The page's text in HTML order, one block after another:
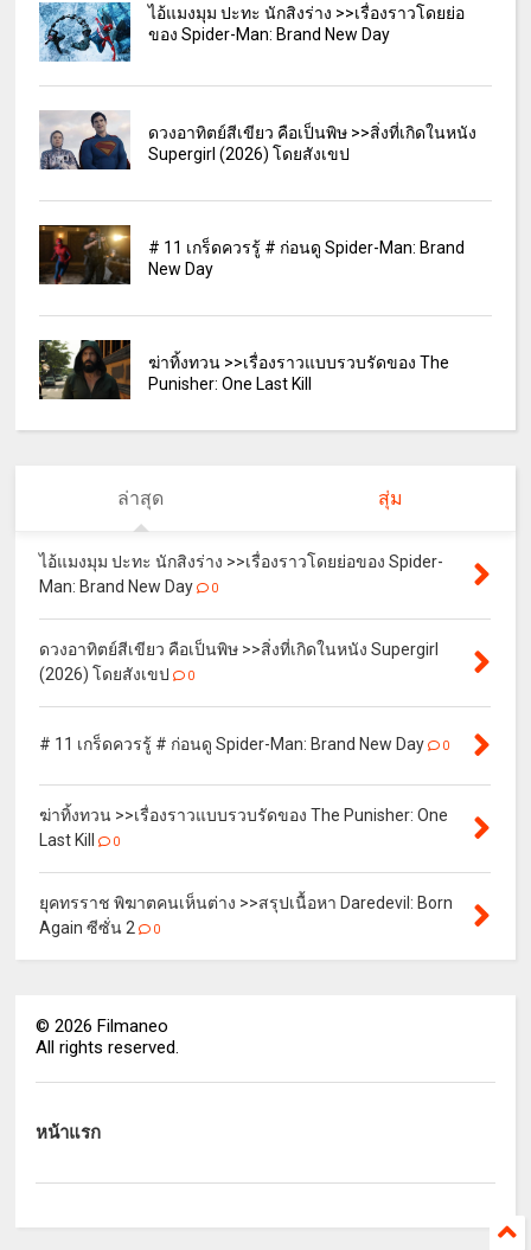
ไอ้แมงมุม ปะทะ นักสิงร่าง >>เรื่องราวโดยย่อ
ของ Spider-Man: Brand New Day
ดวงอาทิตย์สีเขียว คือเป็นพิษ >>สิ่งที่เกิดในหนัง
Supergirl (2026) โดยสังเขป
# 11 เกร็ดควรรู้ # ก่อนดู Spider-Man: Brand
New Day
ฆ่าทิ้งทวน >>เรื่องราวแบบรวบรัดของ The
Punisher: One Last Kill
ล่าสุด สุ่ม
ไอ้แมงมุม ปะทะ นักสิงร่าง >>เรื่องราวโดยย่อของ Spider-
Man: Brand New Day
0
ดวงอาทิตย์สีเขียว คือเป็นพิษ >>สิ่งที่เกิดในหนัง Supergirl
(2026) โดยสังเขป
0
# 11 เกร็ดควรรู้ # ก่อนดู Spider-Man: Brand New Day 0
ฆ่าทิ้งทวน >>เรื่องราวแบบรวบรัดของ The Punisher: One
Last Kill
0
ยุคทรราช พิฆาตคนเห็นต่าง >>สรุปเนื้อหา Daredevil: Born
Again ซีซั่น 2
0
©2026 Filmaneo
All rights reserved.
หน้าแรก